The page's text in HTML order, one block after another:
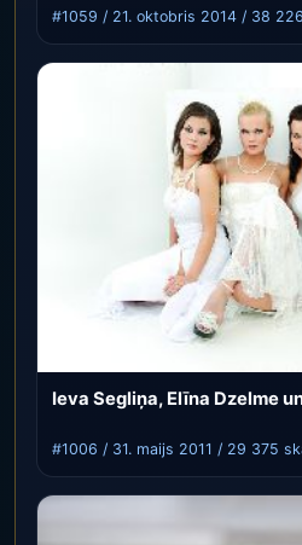
#1059 / 21. oktobris 2014 / 38
Ieva Segliņa, Elīna Dzelme
#1006 / 31. maijs 2011 / 29 375